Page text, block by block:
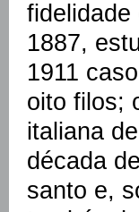
fidelidade
1887,
1911
oito filos;
italiana
década
santo e,